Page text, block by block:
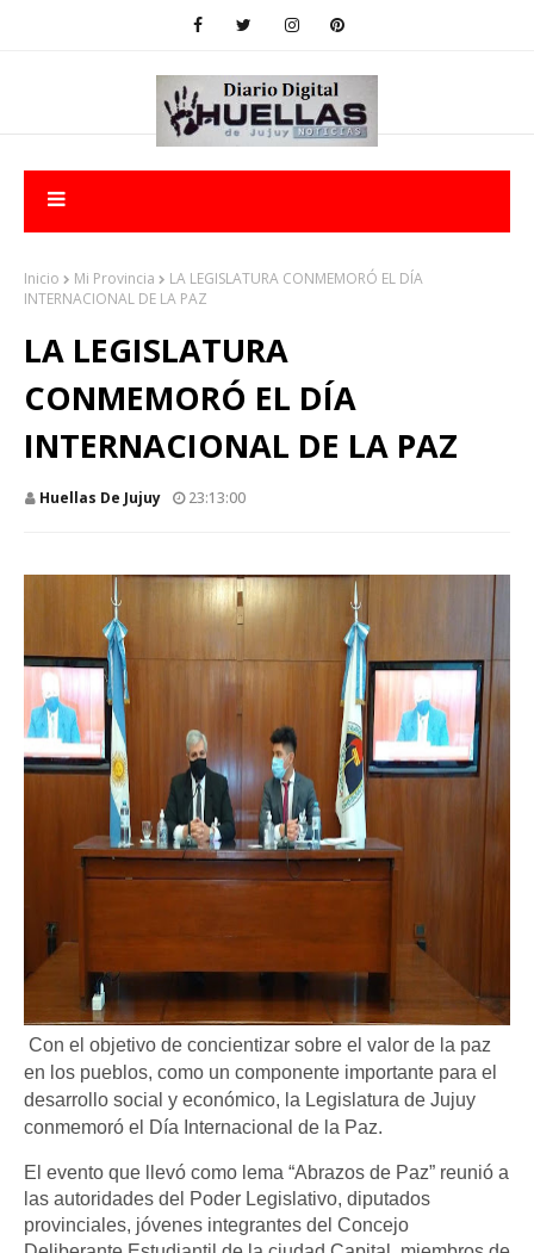
Inicio Mi Provincia
LA LEGISLATURA CONMEMORÓ EL DÍA
INTERNACIONAL DE LA PAZ
LA LEGISLATURA
CONMEMORÓ EL DÍA
INTERNACIONAL DE LA PAZ
Huellas De Jujuy 23:13:00
Con el objetivo de concientizar sobre el valor de la paz
en los pueblos, como un componente importante para el
desarrollo social y económico, la Legislatura de Jujuy
conmemoró el Día Internacional de la Paz.
El evento que llevó como lema “Abrazos de Paz” reunió a
las autoridades del Poder Legislativo, diputados
provinciales, jóvenes integrantes del Concejo